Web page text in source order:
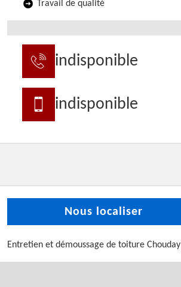
Travail de qualité
indisponible
indisponible
Nous localiser
Entretien et démoussage de toiture Chouday